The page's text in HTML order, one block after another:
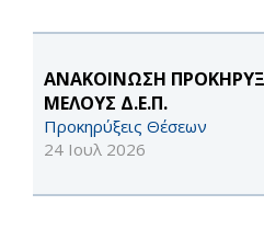
ΑΝΑΚΟΙΝΩΣΗ
ΜΕΛΟΥΣ Δ.Ε.Π.
Προκηρύξεις Θέσεων
24 Ιουλ 2026